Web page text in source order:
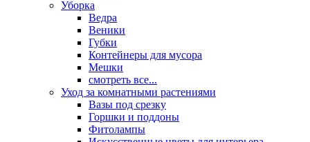
Уборка
Ведра
Веники
Губки
Контейнеры для мусора
Мешки
смотреть все...
Уход за комнатными растениями
Вазы под срезку
Горшки и поддоны
Фитолампы